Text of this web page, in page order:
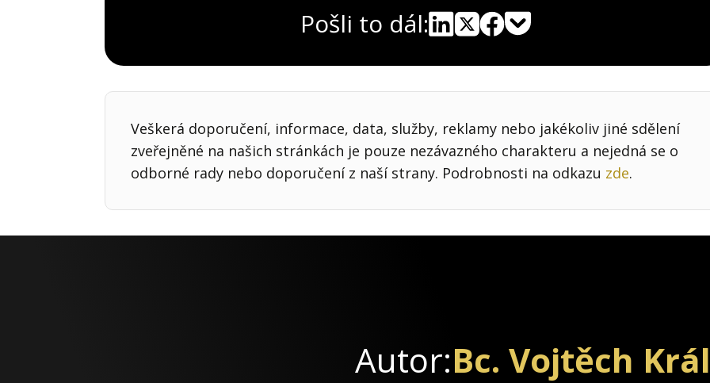
Pošli to dál:
Veškerá doporučení, informace, data, služby, reklamy nebo jakékoliv jiné sdělení
zveřejněné na našich stránkách je pouze nezávazného charakteru a nejedná se o
odborné rady nebo doporučení z naší strany. Podrobnosti na odkazu zde.
Autor:Bc. Vojtěch Král